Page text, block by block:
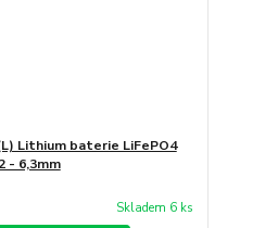
Lithium baterie LiFePO4
- 6,3mm
Skladem 6 ks